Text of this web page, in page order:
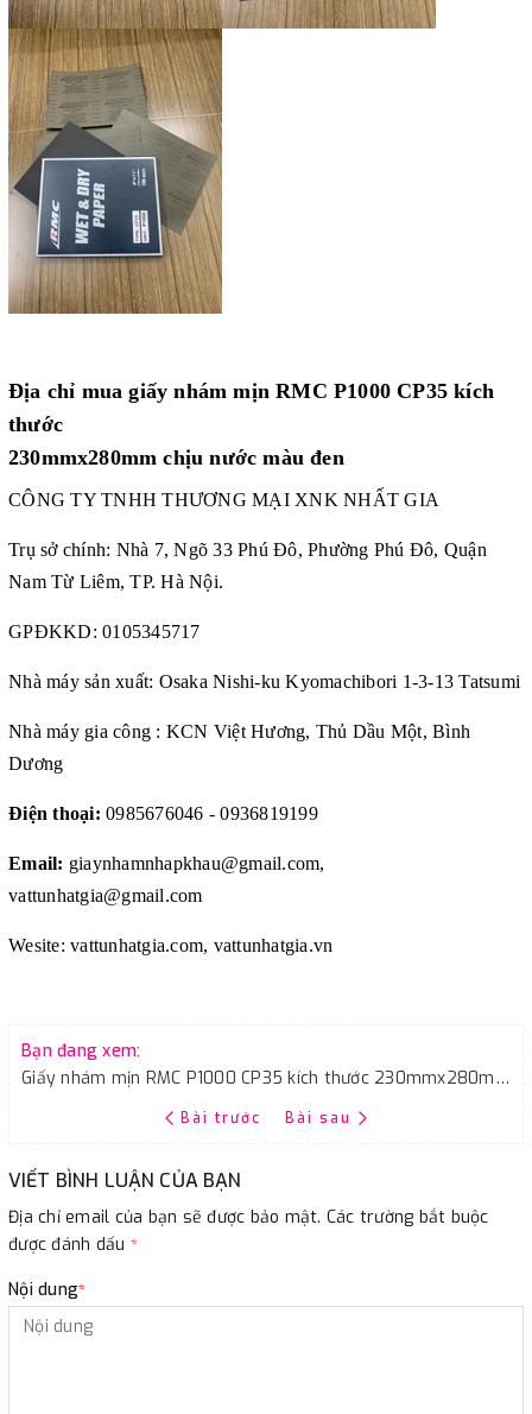
Địa chỉ mua giấy nhám mịn RMC P1000 CP35 kích
thước
230mmx280mm chịu nước màu đen
CÔNG TY TNHH THƯƠNG MẠI XNK NHẤT GIA
Trụ sở chính: Nhà 7, Ngõ 33 Phú Đô, Phường Phú Đô, Quận
Nam Từ Liêm, TP. Hà Nội.
GPĐKKD: 0105345717
Nhà máy sản xuất: Osaka Nishi-ku Kyomachibori 1-3-13 Tatsumi
Nhà máy gia công : KCN Việt Hương, Thủ Dầu Một, Bình
Dương
Điện thoại: 0985676046 - 0936819199
Email: giaynhamnhapkhau@gmail.com,
vattunhatgia@gmail.com
Wesite: vattunhatgia.com, vattunhatgia.vn
Bạn đang xem:
Giấy nhám mịn RMC P1000 CP35 kích thước 230mmx280mm chịu nước màu đen
Bài trước Bài sau
VIẾT BÌNH LUẬN CỦA BẠN
Địa chỉ email của bạn sẽ được bảo mật. Các trường bắt buộc
được đánh dấu *
Nội dung*